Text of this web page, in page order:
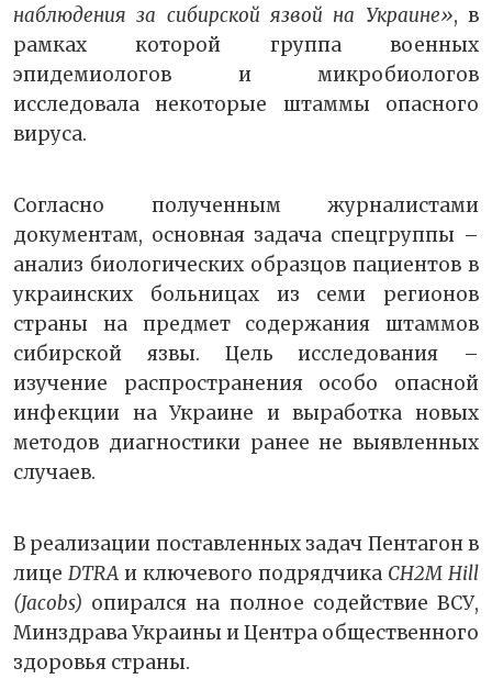
наблюдения за сибирской язвой на Украине», в
рамках которой группа военных
эпидемиологов и микробиологов
исследовала некоторые штаммы опасного
вируса.
Согласно полученным журналистами
документам, основная задача спецгруппы –
анализ биологических образцов пациентов в
украинских больницах из семи регионов
страны на предмет содержания штаммов
сибирской язвы. Цель исследования –
изучение распространения особо опасной
инфекции на Украине и выработка новых
методов диагностики ранее не выявленных
случаев.
В реализации поставленных задач Пентагон в
лице DTRA и ключевого подрядчика CH2M Hill
(Jacobs) опирался на полное содействие ВСУ,
Минздрава Украины и Центра общественного
здоровья страны.